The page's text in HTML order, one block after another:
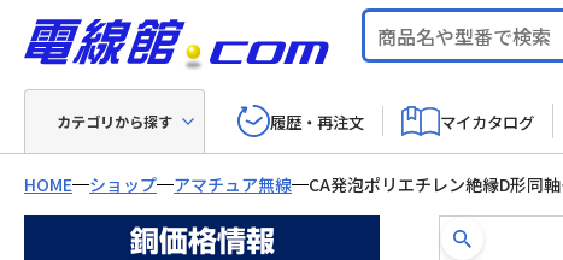
カテゴリから探す 履歴・再注文 マイカタログ
HOME ショップ アマチュア無線 CA発泡ポリエチレン絶縁D形同
銅価格情報